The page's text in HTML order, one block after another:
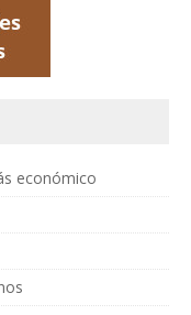
económico